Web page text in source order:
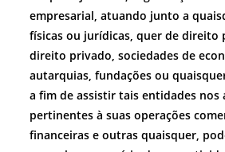
empresarial, atuando junto a
físicas ou jurídicas, quer de direito
direito privado, sociedades de
autarquias, fundações ou
a fim de assistir tais entidades nos
pertinentes à suas operações
financeiras e outras quaisquer,